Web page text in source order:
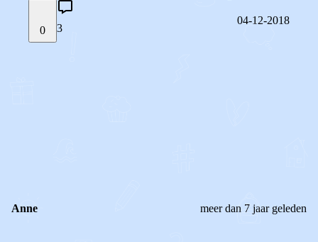
0 3
04-12-2018
Anne meer dan 7 jaar geleden